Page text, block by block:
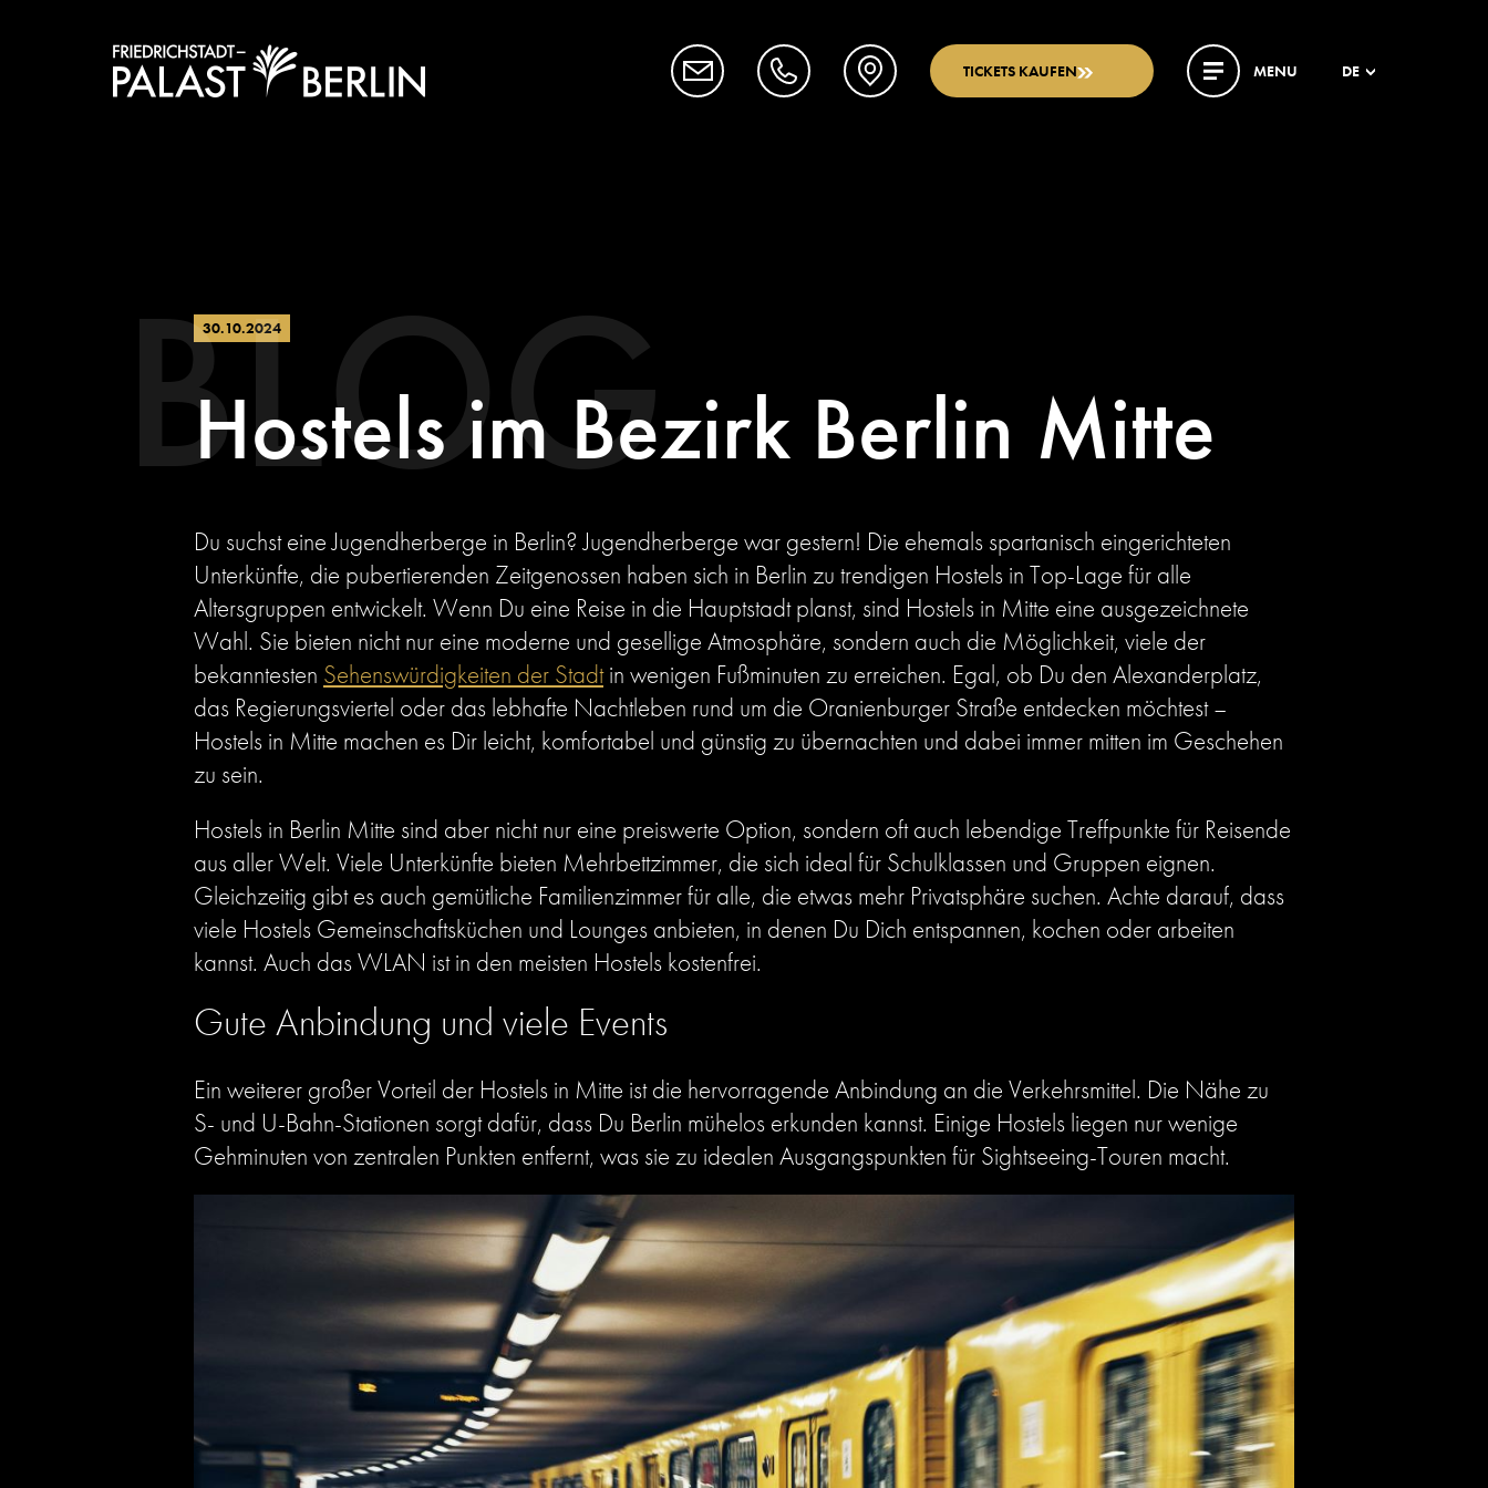
TICKETS KAUFEN MENU DE
BLOG
30.10.2024
Hostels im Bezirk Berlin Mitte
Du suchst eine Jugendherberge in Berlin? Jugendherberge war gestern! Die ehemals spartanisch eingerichteten
Unterkünfte, die pubertierenden Zeitgenossen haben sich in Berlin zu trendigen Hostels in Top-Lage für alle
Altersgruppen entwickelt. Wenn Du eine Reise in die Hauptstadt planst, sind Hostels in Mitte eine ausgezeichnete
Wahl. Sie bieten nicht nur eine moderne und gesellige Atmosphäre, sondern auch die Möglichkeit, viele der
bekanntesten Sehenswürdigkeiten der Stadtin wenigen Fußminuten zu erreichen. Egal, ob Du den Alexanderplatz,
das Regierungsviertel oder das lebhafte Nachtleben rund um die Oranienburger Straße entdecken möchtest –
Hostels in Mitte machen es Dir leicht, komfortabel und günstig zu übernachten und dabei immer mitten im Geschehen
zu sein.
Hostels in Berlin Mitte sind aber nicht nur eine preiswerte Option, sondern oft auch lebendige Treffpunkte für Reisende
aus aller Welt. Viele Unterkünfte bieten Mehrbettzimmer, die sich ideal für Schulklassen und Gruppen eignen.
Gleichzeitig gibt es auch gemütliche Familienzimmer für alle, die etwas mehr Privatsphäre suchen. Achte darauf, dass
viele Hostels Gemeinschaftsküchen und Lounges anbieten, in denen Du Dich entspannen, kochen oder arbeiten
kannst. Auch das WLAN ist in den meisten Hostels kostenfrei.
Gute Anbindung und viele Events
Ein weiterer großer Vorteil der Hostels in Mitte ist die hervorragende Anbindung an die Verkehrsmittel. Die Nähe zu
S- und U-Bahn-Stationen sorgt dafür, dass Du Berlin mühelos erkunden kannst. Einige Hostels liegen nur wenige
Gehminuten von zentralen Punkten entfernt, was sie zu idealen Ausgangspunkten für Sightseeing-Touren macht.